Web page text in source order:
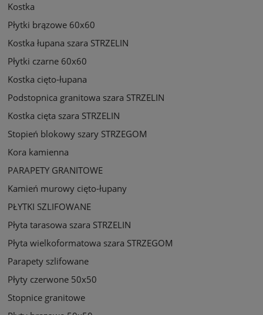
Kostka
Płytki brązowe 60x60
Kostka łupana szara STRZELIN
Płytki czarne 60x60
Kostka cięto-łupana
Podstopnica granitowa szara STRZELIN
Kostka cięta szara STRZELIN
Stopień blokowy szary STRZEGOM
Kora kamienna
PARAPETY GRANITOWE
Kamień murowy cięto-łupany
PŁYTKI SZLIFOWANE
Płyta tarasowa szara STRZELIN
Płyta wielkoformatowa szara STRZEGOM
Parapety szlifowane
Płyty czerwone 50x50
Stopnice granitowe